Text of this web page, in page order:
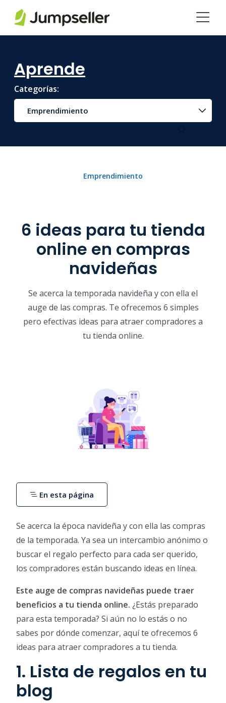
Aprende
Categorías:
Emprendimiento
Emprendimiento
6 ideas para tu tienda
online en compras
navideñas
Se acerca la temporada navideña y con ella el
auge de las compras. Te ofrecemos 6 simples
pero efectivas ideas para atraer compradores a
tu tienda online.
Se acerca la época navideña y con ella las compras
de la temporada. Ya sea un intercambio anónimo o
buscar el regalo perfecto para cada ser querido,
los compradores están buscando ideas en línea.
Este auge de compras navideñas puede traer
beneficios a tu tienda online. ¿Estás preparado
para esta temporada? Si aún no lo estás o no
sabes por dónde comenzar, aquí te ofrecemos 6
ideas para atraer compradores a tu tienda.
1. Lista de regalos en tu
blog
En esta página